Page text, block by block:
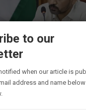
को जन-जन तक पहुंचाने
to our
when our article is
address and name